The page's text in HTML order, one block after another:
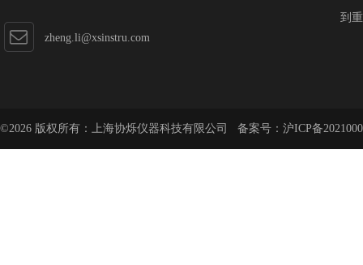
zheng.li@xsinstru.com
到
©2026 版权所有：上海协烁仪器科技有限公司 备案号： 沪ICP备